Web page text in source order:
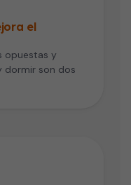
el
opuestas y
dormir son dos